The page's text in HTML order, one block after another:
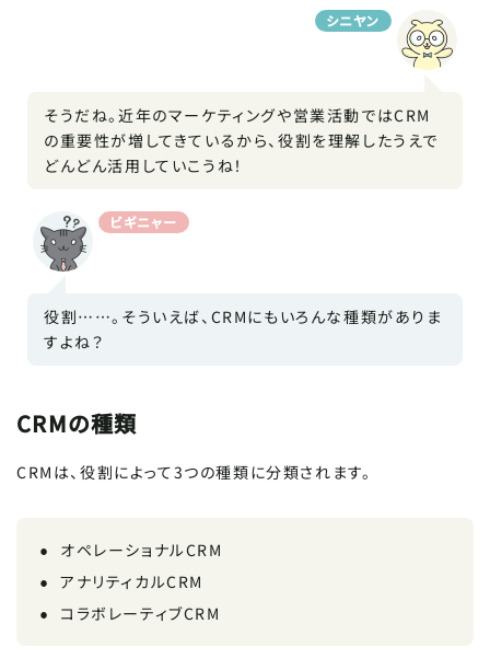
シニヤン
そうだね。近年のマーケティングや営業活動ではCRM
の重要性が増してきているから、役割を理解したうえで
どんどん活用していこうね！
ビギニャー
役割……。そういえば、CRMにもいろんな種類がありま
すよね？
CRMの種類
CRMは、役割によって3つの種類に分類されます。
オペレーショナルCRM
アナリティカルCRM
コラボレーティブCRM